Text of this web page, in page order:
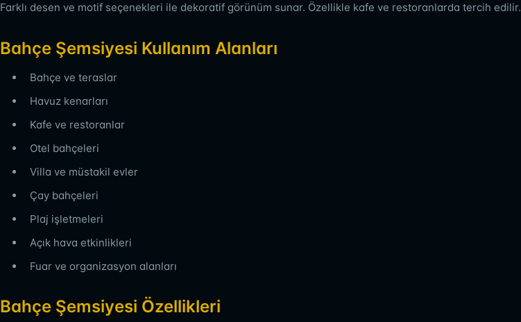
Farklı desen ve motif seçenekleri ile dekoratif görünüm sunar. Özellikle kafe ve restoranlarda tercih edilir.
Bahçe Şemsiyesi Kullanım Alanları
Bahçe ve teraslar
Havuz kenarları
Kafe ve restoranlar
Otel bahçeleri
Villa ve müstakil evler
Çay bahçeleri
Plaj işletmeleri
Açık hava etkinlikleri
Fuar ve organizasyon alanları
Bahçe Şemsiyesi Özellikleri